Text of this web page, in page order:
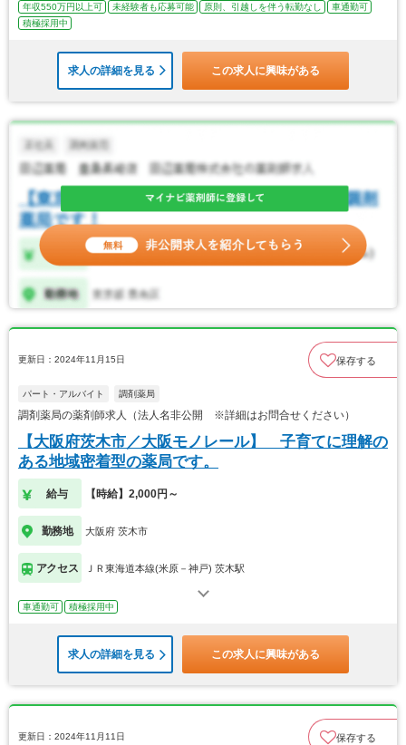
年収550万円以上可 未経験者も応募可能 原則、引越しを伴う転勤なし
車通勤可
積極採用中
求人の詳細を見る この求人に興味がある
更新日：2024年11月15日 保存する
パート・アルバイト 調剤薬局
調剤薬局の薬剤師求人（法人名非公開 ※詳細はお問合せください）
【大阪府茨木市／大阪モノレール】 子育てに理解の
ある地域密着型の薬局です。
給与 【時給】2,000円～
勤務地 大阪府 茨木市
アクセス ＪＲ東海道本線(米原－神戸) 茨木駅
車通勤可 積極採用中
求人の詳細を見る この求人に興味がある
更新日：2024年11月11日 保存する